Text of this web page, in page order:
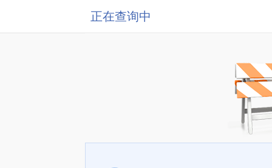
正在查询中